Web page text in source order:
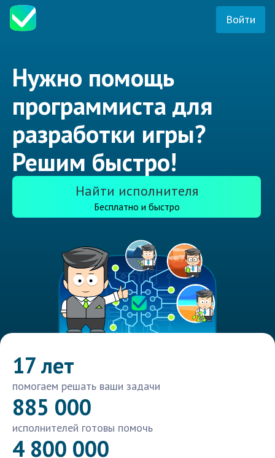
Войти
Нужно помощь
программиста для
разработки игры?
Решим быстро!
Найти исполнителя
Бесплатно и быстро
17 лет
помогаем решать ваши задачи
885 000
исполнителей готовы помочь
4 800 000